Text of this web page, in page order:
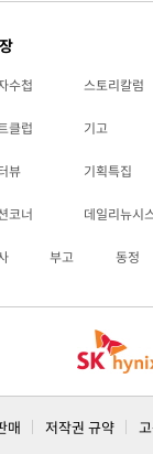
수첩 스토리칼럼
클럽 기고
뷰 기획특집
코너 데일리뉴시
부고 동정
매 저작권 규약